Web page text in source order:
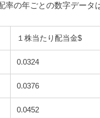
率の年ごとの数字データ
１株当たり配当金$
0.0324
0.0376
0.0452